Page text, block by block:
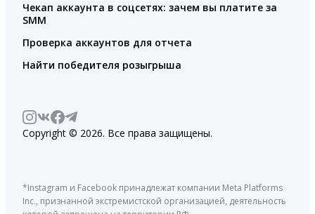
Чекап аккаунта в соцсетях: зачем вы платите за
SMM
Проверка аккаунтов для отчета
Найти победителя розыгрыша
Copyright © 2026. Все права защищены.
*Instagram и Facebook принадлежат компании Meta Platforms
Inc., признанной экстремистской организацией, деятельность